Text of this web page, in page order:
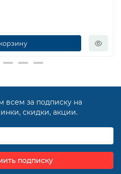
всем за подписку на
скидки, акции.
подписку